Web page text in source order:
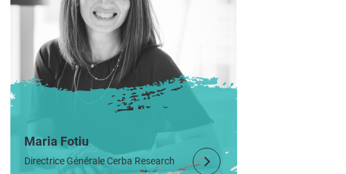
Maria Fotiu
Directrice Générale Cerba Research